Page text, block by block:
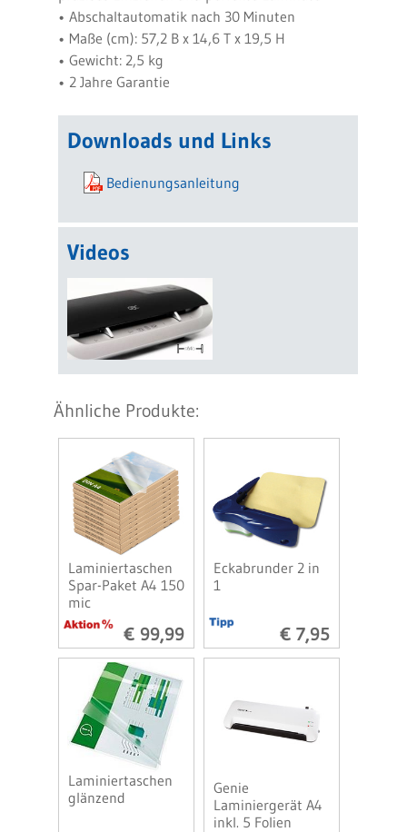
• Abschaltautomatik nach 30 Minuten
• Maße (cm): 57,2 B x 14,6 T x 19,5 H
• Gewicht: 2,5 kg
• 2 Jahre Garantie
Downloads und Links
Bedienungsanleitung
Videos
Ähnliche Produkte:
Laminiertaschen
Spar-Paket A4 150
mic
€ 99,99
Eckabrunder 2 in
1
€ 7,95
Laminiertaschen
glänzend
Genie
Laminiergerät A4
inkl. 5 Folien